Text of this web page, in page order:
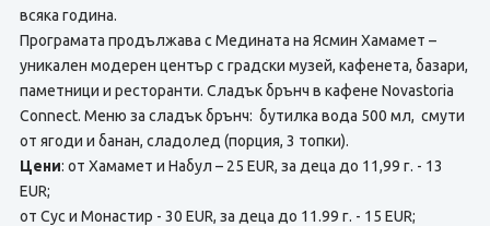
всяка година.
Програмата продължава с Медината на Ясмин Хамамет –
уникален модерен център с градски музей, кафенета, базари,
паметници и ресторанти. Сладък брънч в кафене Novastoria
Connect. Меню за сладък брънч: бутилка вода 500 мл, смути
от ягоди и банан, сладолед (порция, 3 топки).
Цени: от Хамамет и Набул – 25 EUR, за деца до 11,99 г. - 13
EUR;
от Сус и Монастир - 30 EUR, за деца до 11.99 г. - 15 EUR;